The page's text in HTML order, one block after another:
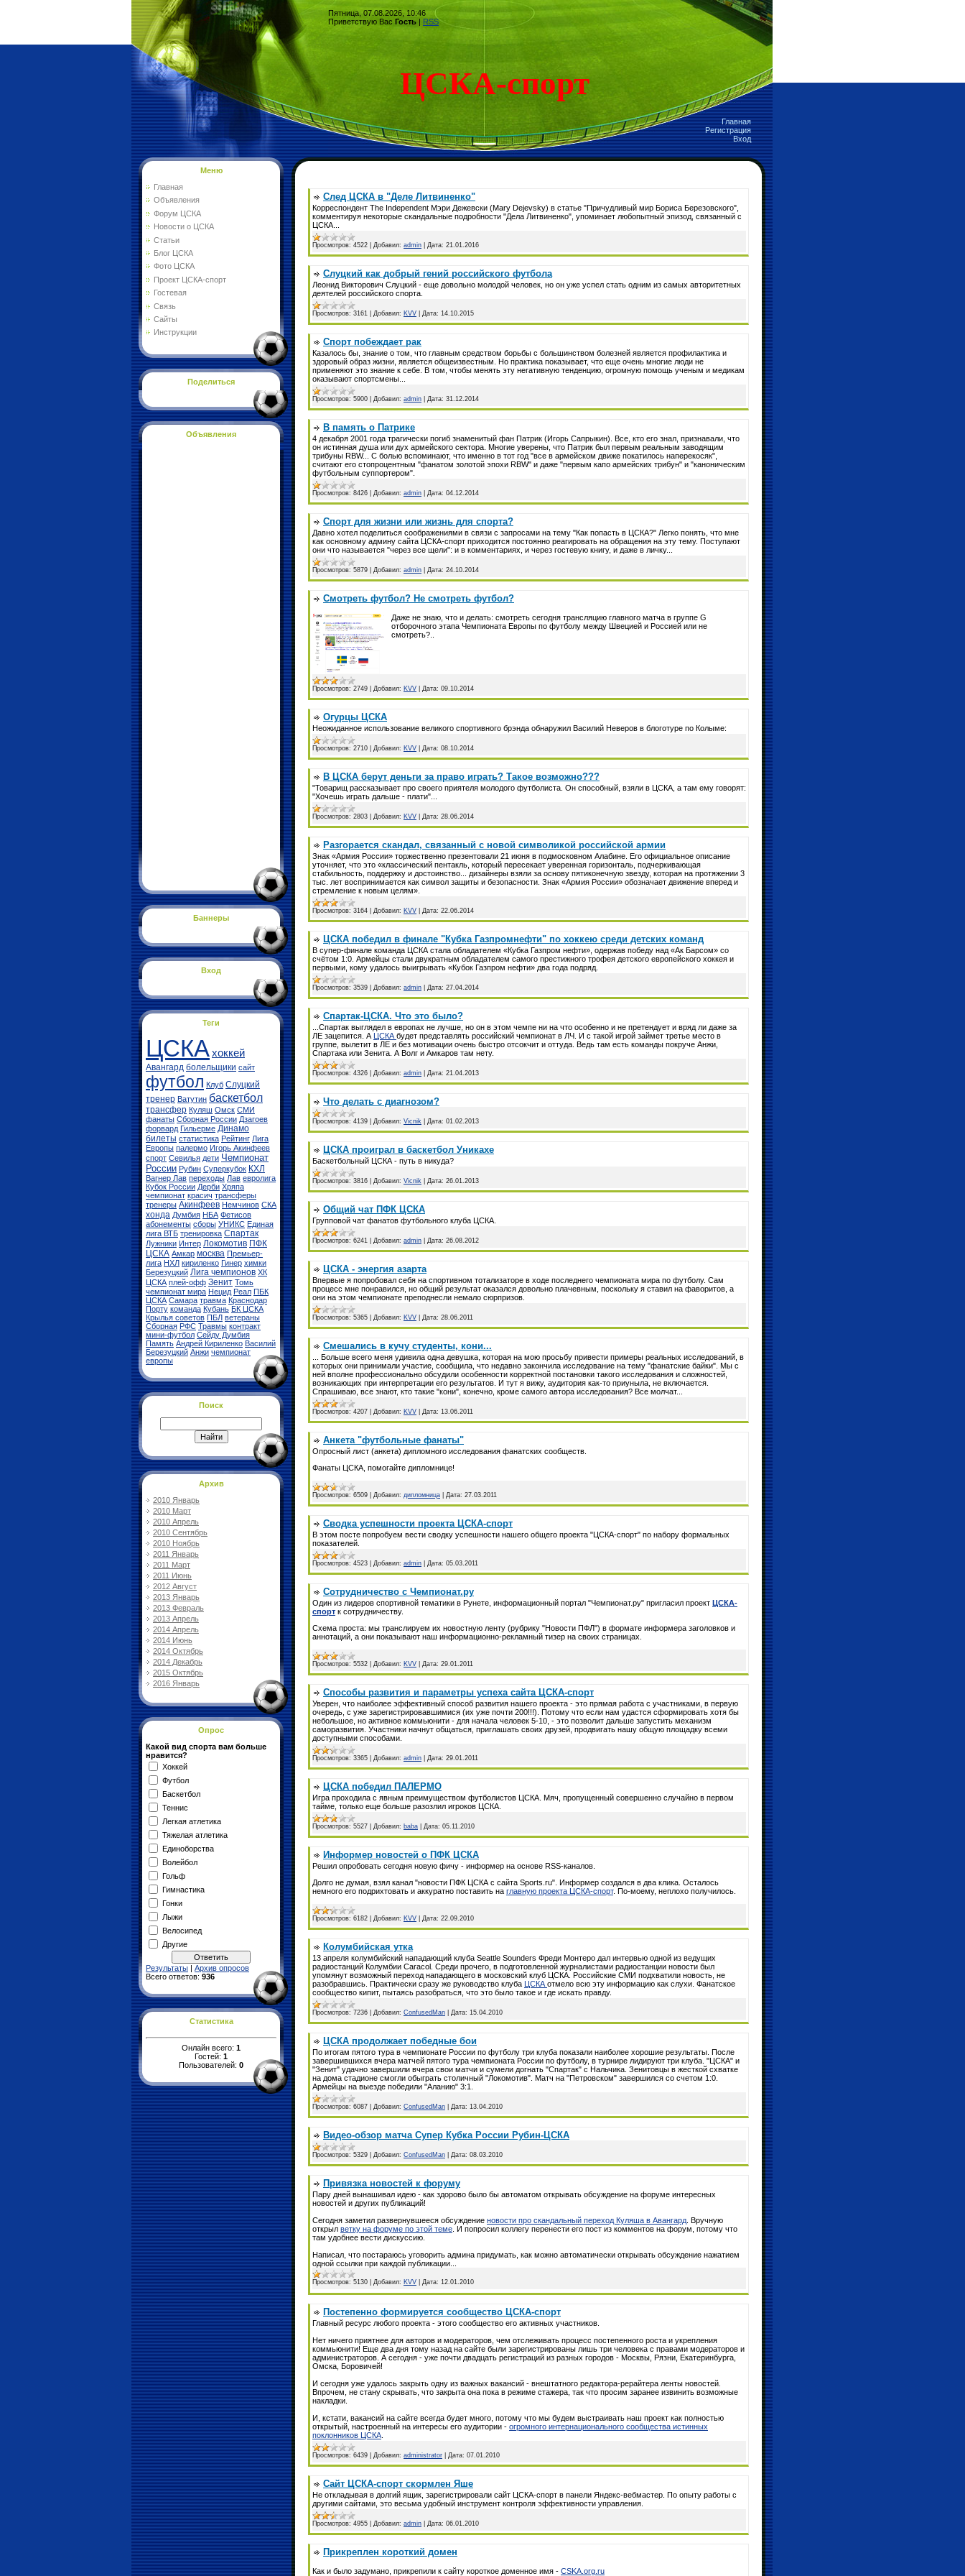
Пятница, 07.08.2026, 10:46
Приветствую Вас Гость | RSS
ЦСКА-спорт
Главная
Регистрация
Вход
Меню
Главная
Объявления
Форум ЦСКА
Новости о ЦСКА
Статьи
Блог ЦСКА
Фото ЦСКА
Проект ЦСКА-спорт
Гостевая
Связь
Сайты
Инструкции
Поделиться
Объявления
Баннеры
Вход
Теги
ЦСКАхоккей
Авангард болельщики сайт
футбол Клуб Слуцкий
тренер Ватутин баскетбол
трансфер Куляш Омск СМИ
фанаты Сборная России Дзагоев
форвард Гильерме Динамо
билеты статистика Рейтинг Лига
Европы палермо Игорь Акинфеев
спорт Севилья дети Чемпионат
России Рубин Суперкубок КХЛ
Вагнер Лав переходы Лав евролига
Кубок России Дерби Хряпа
чемпионат красич трансферы
тренеры Акинфеев Немчинов СКА
хонда Думбия НБА Фетисов
абонементы сборы УНИКС Единая
лига ВТБ тренировка Спартак
Лужники Интер Локомотив ПФК
ЦСКА Амкар москва Премьер-
лига НХЛ кириленко Гинер химки
Березуцкий Лига чемпионов ХК
ЦСКА плей-офф Зенит Томь
чемпионат мира Нецид Реал ПБК
ЦСКА Самара травма Краснодар
Порту команда Кубань БК ЦСКА
Крылья советов ПБЛ ветераны
Сборная РФС Травмы контракт
мини-футбол Сейду Думбия
Память Андрей Кириленко Василий
Березуцкий Анжи чемпионат
европы
Поиск
Архив
2010 Январь
2010 Март
2010 Апрель
2010 Сентябрь
2010 Ноябрь
2011 Январь
2011 Март
2011 Июнь
2012 Август
2013 Январь
2013 Февраль
2013 Апрель
2014 Апрель
2014 Июнь
2014 Октябрь
2014 Декабрь
2015 Октябрь
2016 Январь
Опрос
Какой вид спорта вам больше
нравится?
Хоккей
Футбол
Баскетбол
Теннис
Легкая атлетика
Тяжелая атлетика
Единоборства
Волейбол
Гольф
Гимнастика
Гонки
Лыжи
Велосипед
Другие
Результаты | Архив опросов
Всего ответов: 936
Статистика
Онлайн всего: 1
Гостей: 1
Пользователей: 0
След ЦСКА в "Деле Литвиненко"
Корреспондент The Independent Мэри Дежевски (Mary Dejevsky) в статье "Причудливый мир Бориса Березовского",
комментируя некоторые скандальные подробности "Дела Литвиненко", упоминает любопытный эпизод, связанный с
ЦСКА...
Просмотров: 4522 Добавил: admin Дата: 21.01.2016
Слуцкий как добрый гений российского футбола
Леонид Викторович Слуцкий - еще довольно молодой человек, но он уже успел стать одним из самых авторитетных
деятелей российского спорта.
Просмотров: 3161 Добавил: KVV Дата: 14.10.2015
Спорт побеждает рак
Казалось бы, знание о том, что главным средством борьбы с большинством болезней является профилактика и
здоровый образ жизни, является общеизвестным. Но практика показывает, что еще очень многие люди не
применяют это знание к себе. В том, чтобы менять эту негативную тенденцию, огромную помощь ученым и медикам
оказывают спортсмены...
Просмотров: 5900 Добавил: admin Дата: 31.12.2014
В память о Патрике
4 декабря 2001 года трагически погиб знаменитый фан Патрик (Игорь Сапрыкин). Все, кто его знал, признавали, что
он истинная душа или дух армейского сектора. Многие уверены, что Патрик был первым реальным заводящим
трибуны RBW... С болью вспоминают, что именно в тот год "все в армейском движе покатилось наперекосяк",
считают его стопроцентным "фанатом золотой эпохи RBW" и даже "первым капо армейских трибун" и "каноническим
футбольным суппортером".
Просмотров: 8426 Добавил: admin Дата: 04.12.2014
Спорт для жизни или жизнь для спорта?
Давно хотел поделиться соображениями в связи с запросами на тему "Как попасть в ЦСКА?" Легко понять, что мне
как основному админу сайта ЦСКА-спорт приходится постоянно реагировать на обращения на эту тему. Поступают
они что называется "через все щели": и в комментариях, и через гостевую книгу, и даже в личку...
Просмотров: 5879 Добавил: admin Дата: 24.10.2014
Смотреть футбол? Не смотреть футбол?
Даже не знаю, что и делать: смотреть сегодня трансляцию главного матча в группе G
отборочного этапа Чемпионата Европы по футболу между Швецией и Россией или не
смотреть?..
Просмотров: 2749 Добавил: KVV Дата: 09.10.2014
Огурцы ЦСКА
Неожиданное использование великого спортивного брэнда обнаружил Василий Неверов в блоготуре по Колыме:
Просмотров: 2710 Добавил: KVV Дата: 08.10.2014
В ЦСКА берут деньги за право играть? Такое возможно???
"Товарищ рассказывает про своего приятеля молодого футболиста. Он способный, взяли в ЦСКА, а там ему говорят:
"Хочешь играть дальше - плати"...
Просмотров: 2803 Добавил: KVV Дата: 28.06.2014
Разгорается скандал, связанный с новой символикой российской армии
Знак «Армия России» торжественно презентовали 21 июня в подмосковном Алабине. Его официальное описание
уточняет, что это «классический пентакль, который пересекает уверенная горизонталь, подчеркивающая
стабильность, поддержку и достоинство... дизайнеры взяли за основу пятиконечную звезду, которая на протяжении 3
тыс. лет воспринимается как символ защиты и безопасности. Знак «Армия России» обозначает движение вперед и
стремление к новым целям».
Просмотров: 3164 Добавил: KVV Дата: 22.06.2014
ЦСКА победил в финале "Кубка Газпромнефти" по хоккею среди детских команд
В супер-финале команда ЦСКА стала обладателем «Кубка Газпром нефти», одержав победу над «Ак Барсом» со
счётом 1:0. Армейцы стали двукратным обладателем самого престижного трофея детского европейского хоккея и
первыми, кому удалось выигрывать «Кубок Газпром нефти» два года подряд.
Просмотров: 3539 Добавил: admin Дата: 27.04.2014
Спартак-ЦСКА. Что это было?
...Спартак выглядел в европах не лучше, но он в этом чемпе ни на что особенно и не претендует и вряд ли даже за
ЛЕ зацепится. А ЦСКА будет представлять российский чемпионат в ЛЧ. И с такой игрой займет третье место в
группе, вылетит в ЛЕ и без мотивации очень быстро отсокчит и оттуда. Ведь там есть команды покруче Анжи,
Спартака или Зенита. А Волг и Амкаров там нету.
Просмотров: 4326 Добавил: admin Дата: 21.04.2013
Что делать с диагнозом?
Просмотров: 4139 Добавил: Vicnik Дата: 01.02.2013
ЦСКА проиграл в баскетбол Уникахе
Баскетбольный ЦСКА - путь в никуда?
Просмотров: 3816 Добавил: Vicnik Дата: 26.01.2013
Общий чат ПФК ЦСКА
Групповой чат фанатов футбольного клуба ЦСКА.
Просмотров: 6241 Добавил: admin Дата: 26.08.2012
ЦСКА - энергия азарта
Впервые я попробовал себя на спортивном тотализаторе в ходе последнего чемпионата мира по футболу. Сам
процесс мне понравился, но общий результат оказался довольно плачевным, поскольку я ставил на фаворитов, а
они на этом чемпионате преподнесли немало сюрпризов.
Просмотров: 5365 Добавил: KVV Дата: 28.06.2011
Смешались в кучу студенты, кони...
... Больше всего меня удивила одна девушка, которая на мою просьбу привести примеры реальных исследований, в
которых они принимали участие, сообщила, что недавно закончила исследование на тему "фанатские байки". Мы с
ней вполне профессионально обсудили особенности корректной постановки такого исследования и сложностей,
возникающих при интерпретации его результатов. И тут я вижу, аудитория как-то приуныла, не включается.
Спрашиваю, все знают, кто такие "кони", конечно, кроме самого автора исследования? Все молчат...
Просмотров: 4207 Добавил: KVV Дата: 13.06.2011
Анкета "футбольные фанаты"
Опросный лист (анкета) дипломного исследования фанатских сообществ.
Фанаты ЦСКА, помогайте дипломнице!
Просмотров: 6509 Добавил: дипломница Дата: 27.03.2011
Сводка успешности проекта ЦСКА-спорт
В этом посте попробуем вести сводку успешности нашего общего проекта "ЦСКА-спорт" по набору формальных
показателей.
Просмотров: 4523 Добавил: admin Дата: 05.03.2011
Сотрудничество с Чемпионат.ру
Один из лидеров спортивной тематики в Рунете, информационный портал "Чемпионат.ру" пригласил проект ЦСКА-
спорт к сотрудничеству.
Схема проста: мы транслируем их новостную ленту (рубрику "Новости ПФЛ") в формате информера заголовков и
аннотаций, а они показывают наш информационно-рекламный тизер на своих страницах.
Просмотров: 5532 Добавил: KVV Дата: 29.01.2011
Способы развития и параметры успеха сайта ЦСКА-спорт
Уверен, что наиболее эффективный способ развития нашего проекта - это прямая работа с участниками, в первую
очередь, с уже зарегистрировавшимися (их уже почти 200!!!). Потому что если нам удастся сформировать хотя бы
небольшое, но активное коммьюнити - для начала человек 5-10, - это позволит дальше запустить механизм
саморазвития. Участники начнут общаться, приглашать своих друзей, продвигать нашу общую площадку всеми
доступными способами.
Просмотров: 3365 Добавил: admin Дата: 29.01.2011
ЦСКА победил ПАЛЕРМО
Игра проходила с явным преимуществом футболистов ЦСКА. Мяч, пропущенный совершенно случайно в первом
тайме, только еще больше разозлил игроков ЦСКА.
Просмотров: 5527 Добавил: baba Дата: 05.11.2010
Информер новостей о ПФК ЦСКА
Решил опробовать сегодня новую фичу - информер на основе RSS-каналов.
Долго не думая, взял канал "новости ПФК ЦСКА с сайта Sports.ru". Информер создался в два клика. Осталось
немного его подрихтовать и аккуратно поставить на главную проекта ЦСКА-спорт. По-моему, неплохо получилось.
Просмотров: 6182 Добавил: KVV Дата: 22.09.2010
Колумбийская утка
13 апреля колумбийский нападающий клуба Seattle Sounders Фреди Монтеро дал интервью одной из ведущих
радиостанций Колумбии Caracol. Среди прочего, в подготовленной журналистами радиостанции новости был
упомянут возможный переход нападающего в московский клуб ЦСКА. Российские СМИ подхватили новость, не
разобравшись. Практически сразу же руководство клуба ЦСКА отмело всю эту информацию как слухи. Фанатское
сообщество кипит, пытаясь разобраться, что это было такое и где искать правду.
Просмотров: 7236 Добавил: ConfusedMan Дата: 15.04.2010
ЦСКА продолжает победные бои
По итогам пятого тура в чемпионате России по футболу три клуба показали наиболее хорошие результаты. После
завершившихся вчера матчей пятого тура чемпионата России по футболу, в турнире лидируют три клуба. "ЦСКА" и
"Зенит" удачно завершили вчера свои матчи и сумели догнать "Спартак" с Нальчика. Зенитовцы в жесткой схватке
на дома стадионе смогли обыграть столичный "Локомотив". Матч на "Петровском" завершился со счетом 1:0.
Армейцы на выезде победили "Аланию" 3:1.
Просмотров: 6087 Добавил: ConfusedMan Дата: 13.04.2010
Видео-обзор матча Супер Кубка России Рубин-ЦСКА
Просмотров: 5329 Добавил: ConfusedMan Дата: 08.03.2010
Привязка новостей к форуму
Пару дней вынашивал идею - как здорово было бы автоматом открывать обсуждение на форуме интересных
новостей и других публикаций!
Сегодня заметил развернувшееся обсуждение новости про скандальный переход Куляша в Авангард . Вручную
открыл ветку на форуме по этой теме . И попросил коллегу перенести его пост из комментов на форум, потому что
там удобнее вести дискуссию.
Написал, что постараюсь уговорить админа придумать, как можно автоматически открывать обсуждение нажатием
одной ссылки при каждой публикации...
Просмотров: 5130 Добавил: KVV Дата: 12.01.2010
Постепенно формируется сообщество ЦСКА-спорт
Главный ресурс любого проекта - этого сообщество его активных участников.
Нет ничего приятнее для авторов и модераторов, чем отслеживать процесс постепенного роста и укрепления
коммьюнити! Еще два дня тому назад на сайте были зарегистрированы лишь три человека с правами модераторов и
администраторов. А сегодня - уже почти двадцать регистраций из разных городов - Москвы, Рязни, Екатеринбурга,
Омска, Боровичей!
И сегодня уже удалось закрыть одну из важных вакансий - внештатного редактора-рерайтера ленты новостей.
Впрочем, не стану скрывать, что закрыта она пока в режиме стажера, так что просим заранее извинить возможные
накладки.
И, кстати, вакансий на сайте всегда будет много, потому что мы будем выстраивать наш проект как полностью
открытый, настроенный на интересы его аудитории - огромного интернационального сообщества истинных
поклонников ЦСКА
Просмотров: 6439 Добавил: administrator Дата: 07.01.2010
Сайт ЦСКА-спорт скормлен Яше
Не откладывая в долгий ящик, зарегистрировали сайт ЦСКА-спорт в панели Яндекс-вебмастер. По опыту работы с
другими сайтами, это весьма удобный инструмент контроля эффективности управления.
Просмотров: 4955 Добавил: admin Дата: 06.01.2010
Прикреплен короткий домен
Как и было задумано, прикрепили к сайту короткое доменное имя - CSKA.org.ru